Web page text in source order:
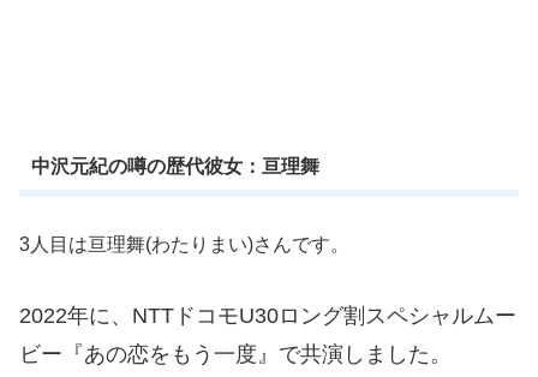
中沢元紀の噂の歴代彼女：亘理舞
3人目は亘理舞(わたりまい)さんです。
2022年に、NTTドコモU30ロング割スペシャルムー
ビー『あの恋をもう一度』で共演しました。